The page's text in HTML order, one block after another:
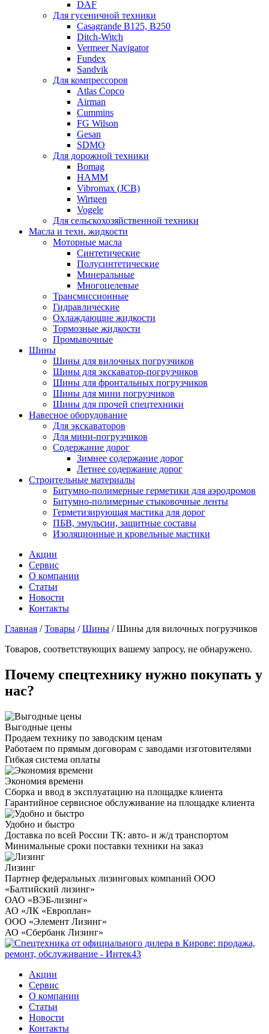
DAF
Для гусеничной техники
Casagrande B125, B250
Ditch-Witch
Vermeer Navigator
Fundex
Sandvik
Для компрессоров
Atlas Copco
Airman
Cummins
FG Wilson
Gesan
SDMO
Для дорожной техники
Bomag
HAMM
Vibromax (JCB)
Wirtgen
Vogele
Для сельскохозяйственной техники
Масла и техн. жидкости
Моторные масла
Синтетические
Полусинтетические
Минеральные
Многоцелевые
Трансмиссионные
Гидравлические
Охлаждающие жидкости
Тормозные жидкости
Промывочные
Шины
Шины для вилочных погрузчиков
Шины для экскаватор-погрузчиков
Шины для фронтальных погрузчиков
Шины для мини погрузчиков
Шины для прочей спецтехники
Навесное оборудование
Для экскаваторов
Для мини-погрузчиков
Содержание дорог
Зимнее содержание дорог
Летнее содержание дорог
Строительные материалы
Битумно-полимерные герметики для аэродромов
Битумно-полимерные стыковочные ленты
Герметизирующая мастика для дорог
ПБВ, эмульсии, защитные составы
Изоляционные и кровельные мастики
Акции
Сервис
О компании
Статьи
Новости
Контакты
Главная /Товары /Шины /Шины для вилочных погрузчиков
Товаров, соответствующих вашему запросу, не обнаружено.
Почему спецтехнику нужно покупать у
нас?
Выгодные цены
Продаем технику по заводским ценам
Работаем по прямым договорам с заводами изготовителями
Гибкая система оплаты
Экономия времени
Сборка и ввод в эксплуатацию на площадке клиента
Гарантийное сервисное обслуживание на площадке клиента
Удобно и быстро
Доставка по всей России ТК: авто- и ж/д транспортом
Минимальные сроки поставки техники на заказ
Лизинг
Партнер федеральных лизинговых компаний ООО
«Балтийский лизинг»
ОАО «ВЭБ-лизинг»
АО «ЛК «Европлан»
ООО «Элемент Лизинг»
АО «Сбербанк Лизинг»
Акции
Сервис
О компании
Статьи
Новости
Контакты